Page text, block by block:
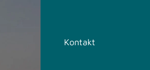
Kontakt